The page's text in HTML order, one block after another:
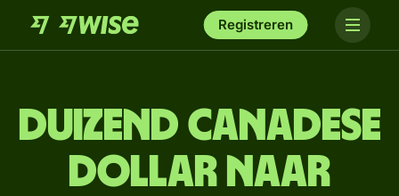
Registreren
duizend Canadese
dollar naar